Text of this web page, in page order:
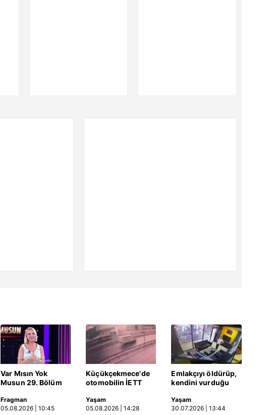
Var Mısın Yok
Musun 29. Bölüm
yayınlandı | Video
Fragman
05.08.2026 | 10:45
Küçükçekmece'de
otomobilin İETT
kaza kamerada |
Video
Yaşam
05.08.2026 | 14:28
Emlakçıyı öldürüp,
kendini vurduğu
ortaya çıktı | Video
Yaşam
30.07.2026 | 13:44